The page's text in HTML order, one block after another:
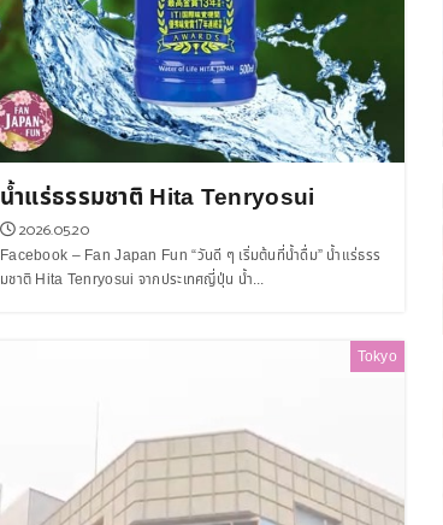
น้ำแร่ธรรมชาติ Hita Tenryosui
2026.05.20
Facebook – Fan Japan Fun “วันดี ๆ เริ่มต้นที่น้ำดื่ม” น้ำแร่ธรร
มชาติ Hita Tenryosui จากประเทศญี่ปุ่น น้ำ...
Tokyo